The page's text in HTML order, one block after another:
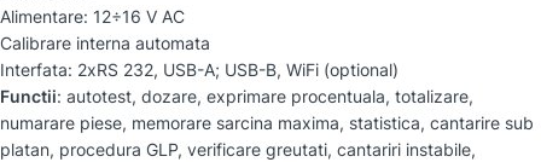
Alimentare: 12÷16 V AC
Calibrare interna automata
Interfata: 2xRS 232, USB-A; USB-B, WiFi (optional)
Functii: autotest, dozare, exprimare procentuala, totalizare,
numarare piese, memorare sarcina maxima, statistica, cantarire sub
platan, procedura GLP, verificare greutati, cantariri instabile,